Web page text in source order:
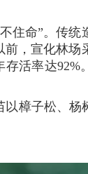
住命”。传统
，宣化林场
活率达92%
樟子松、杨